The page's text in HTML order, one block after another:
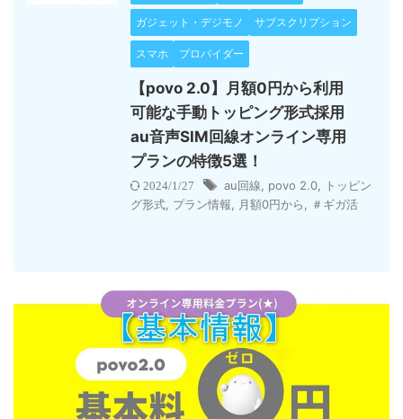
ガジェット・デジモノ サブスクリプション
スマホ プロバイダー
【povo 2.0】月額0円から利用
可能な手動トッピング形式採用
au音声SIM回線オンライン専用
プランの特徴5選！
2024/1/27 au回線 povo 2.0
トッピン
グ形式 プラン情報 月額0円から ＃ギガ活